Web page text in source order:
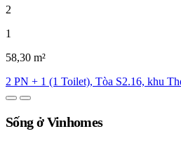
2
1
58,30 m²
2 PN + 1 (1 Toilet), Tòa S2.16, khu
Sống ở Vinhomes